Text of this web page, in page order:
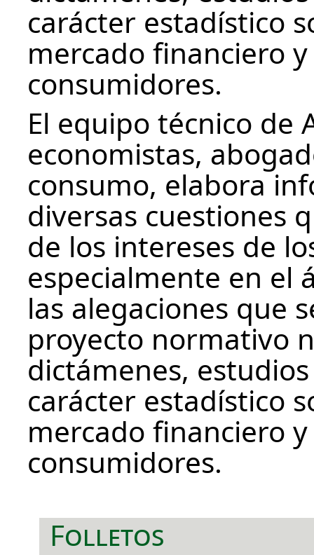
carácter estadístico
mercado financiero
consumidores.
El equipo técnico de
economistas,
consumo, elabora
diversas cuestiones
de los intereses de
especialmente en el
las alegaciones que
proyecto normativo
dictámenes,
carácter estadístico
mercado financiero
consumidores.
Folletos